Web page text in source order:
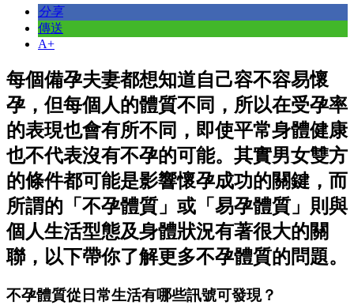
分享
傳送
A+
每個備孕夫妻都想知道自己容不容易懷
孕，但每個人的體質不同，所以在受孕率
的表現也會有所不同，即使平常身體健康
也不代表沒有不孕的可能。其實男女雙方
的條件都可能是影響懷孕成功的關鍵，而
所謂的「不孕體質」或「易孕體質」則與
個人生活型態及身體狀況有著很大的關
聯，以下帶你了解更多不孕體質的問題。
不孕體質從日常生活有哪些訊號可發現？